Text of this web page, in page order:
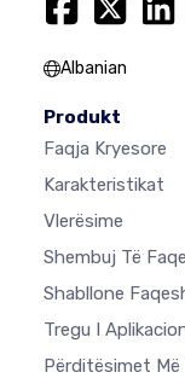
Albanian
Produkt
Faqja Kryesore
Karakteristikat
Vlerësime
Shembuj Të
Shabllone
Tregu I
Përditësimet Më